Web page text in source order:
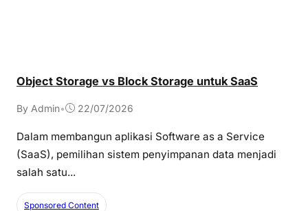
Object Storage vs Block Storage untuk SaaS
By Admin• 22/07/2026
Dalam membangun aplikasi Software as a Service
(SaaS), pemilihan sistem penyimpanan data menjadi
salah satu...
Sponsored Content